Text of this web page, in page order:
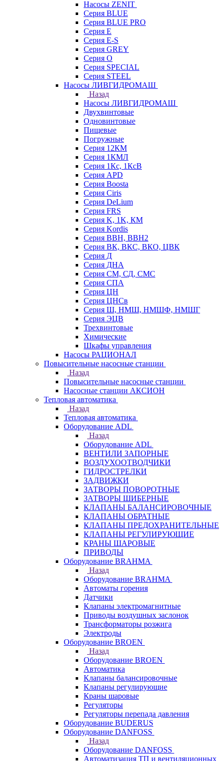
Насосы ZENIT
Серия BLUE
Серия BLUE PRO
Серия E
Серия E-S
Серия GREY
Серия O
Серия SPECIAL
Серия STEEL
Насосы ЛИВГИДРОМАШ
Назад
Насосы ЛИВГИДРОМАШ
Двухвинтовые
Одновинтовые
Пищевые
Погружные
Серия 12КМ
Серия 1КМЛ
Серия 1Кс, 1КсВ
Серия APD
Серия Boosta
Серия Ciris
Серия DeLium
Серия FRS
Серия K, 1K, КМ
Серия Kordis
Серия ВВН, ВВН2
Серия ВК, ВКС, ВКО, ЦВК
Серия Д
Серия ДНА
Серия СМ, СД, СМС
Серия СПА
Серия ЦН
Серия ЦНСв
Серия Ш, НМШ, НМШФ, НМШГ
Серия ЭЦВ
Трехвинтовые
Химические
Шкафы управления
Насосы РАЦИОНАЛ
Повысительные насосные станции
Назад
Повысительные насосные станции
Насосные станции АКСИОН
Тепловая автоматика
Назад
Тепловая автоматика
Оборудование ADL
Назад
Оборудование ADL
ВЕНТИЛИ ЗАПОРНЫЕ
ВОЗДУХООТВОДЧИКИ
ГИДРОСТРЕЛКИ
ЗАДВИЖКИ
ЗАТВОРЫ ПОВОРОТНЫЕ
ЗАТВОРЫ ШИБЕРНЫЕ
КЛАПАНЫ БАЛАНСИРОВОЧНЫЕ
КЛАПАНЫ ОБРАТНЫЕ
КЛАПАНЫ ПРЕДОХРАНИТЕЛЬНЫЕ
КЛАПАНЫ РЕГУЛИРУЮЩИЕ
КРАНЫ ШАРОВЫЕ
ПРИВОДЫ
Оборудование BRAHMA
Назад
Оборудование BRAHMA
Автоматы горения
Датчики
Клапаны электромагнитные
Приводы воздушных заслонок
Трансформаторы розжига
Электроды
Оборудование BROEN
Назад
Оборудование BROEN
Автоматика
Клапаны балансировочные
Клапаны регулирующие
Краны шаровые
Регуляторы
Регуляторы перепада давления
Оборудование BUDERUS
Оборудование DANFOSS
Назад
Оборудование DANFOSS
Автоматизация ТП и вентиляционных